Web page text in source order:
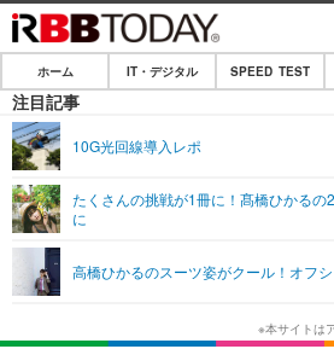
ホーム
IT・デジタル
ショッピング
SPEED TEST
エンタメ
エンタメTOP
ライフ
ライフTOP
リリース一覧
ホーム IT・デジタル SPEED TEST
注目記事
10G光回線導入レポ
たくさんの挑戦が1冊に！髙橋ひかる
に
高橋ひかるのスーツ姿がクール！オフ